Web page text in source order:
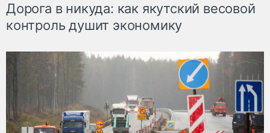
Дорога в никуда: как якутский весовой
контроль душит экономику